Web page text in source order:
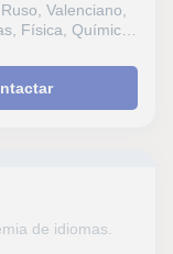
Valenciano,
Física, Química,
y literatura,
FCE First
Advanced
Matemáticas
por
de idiomas.